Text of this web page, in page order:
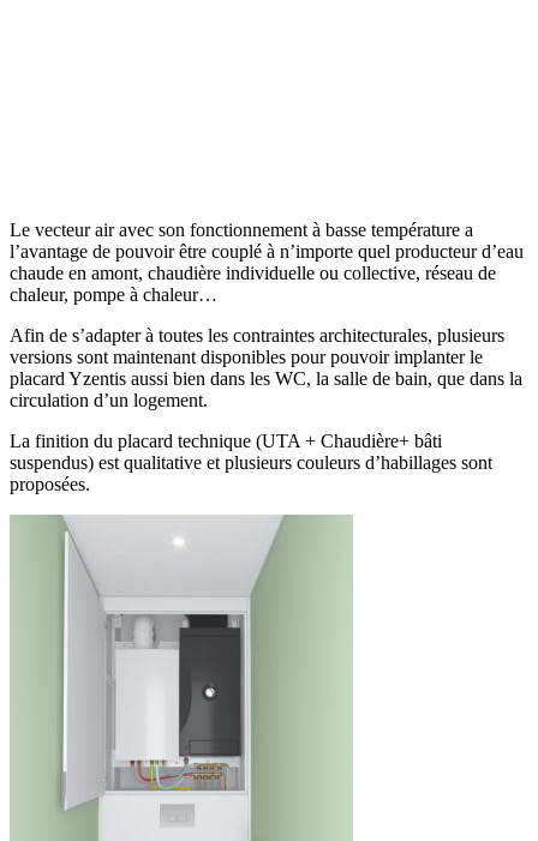
Le vecteur air avec son fonctionnement à basse température a
l’avantage de pouvoir être couplé à n’importe quel producteur d’eau
chaude en amont, chaudière individuelle ou collective, réseau de
chaleur, pompe à chaleur…
Afin de s’adapter à toutes les contraintes architecturales, plusieurs
versions sont maintenant disponibles pour pouvoir implanter le
placard Yzentis aussi bien dans les WC, la salle de bain, que dans la
circulation d’un logement.
La finition du placard technique (UTA + Chaudière+ bâti
suspendus) est qualitative et plusieurs couleurs d’habillages sont
proposées.